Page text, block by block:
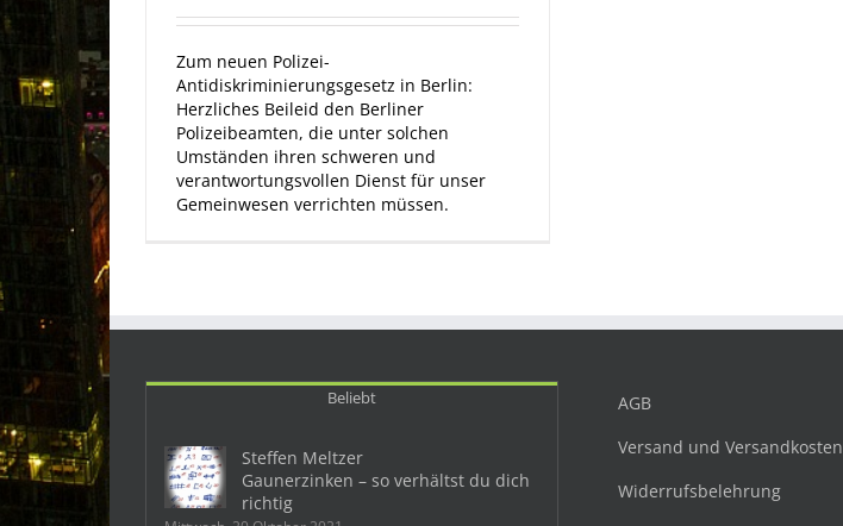
Zum neuen Polizei-
Antidiskriminierungsgesetz in Berlin:
Herzliches Beileid den Berliner
Polizeibeamten, die unter solchen
Umständen ihren schweren und
verantwortungsvollen Dienst für unser
Gemeinwesen verrichten müssen.
Beliebt
Steffen Meltzer
Gaunerzinken – so verhältst du dich
richtig
AGB
Versand und Versandkosten
Widerrufsbelehrung